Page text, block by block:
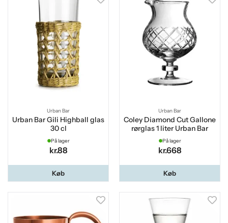
Urban Bar
Urban Bar Gili Highball glas
30 cl
På lager
kr.88
Køb
Urban Bar
Coley Diamond Cut Gallone
rørglas 1 liter Urban Bar
På lager
kr.668
Køb